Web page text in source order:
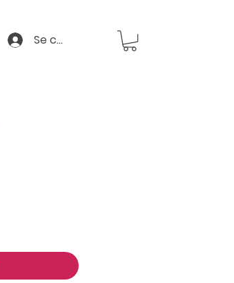
Se connecter